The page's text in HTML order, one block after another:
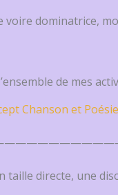
dominatrice,
de mes
Chanson et
directe, une